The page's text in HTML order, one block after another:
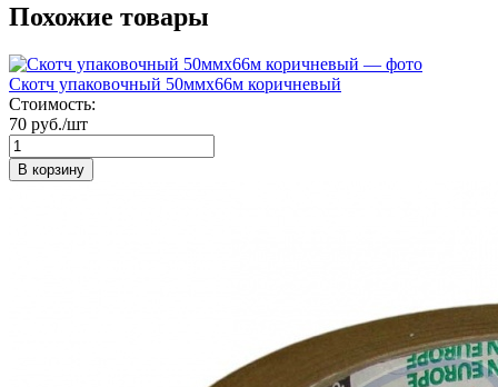
Похожие товары
Скотч упаковочный 50ммх66м коричневый
Стоимость:
70 руб./шт
В корзину